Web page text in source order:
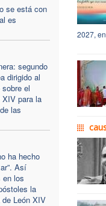
se está con
es
segundo
dirigido al
el
XIV para la
las
ha hecho
Así
en los
la
León XIV
2027,